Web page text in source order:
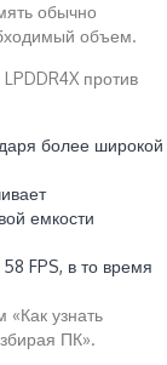
обычно
объем.
против
более широкой
емкости
FPS, в то время
узнать
ПК».